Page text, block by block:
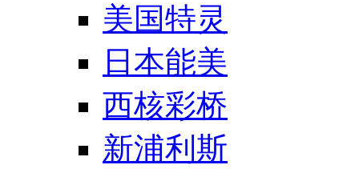
美国特灵
日本能美
西核彩桥
新浦利斯